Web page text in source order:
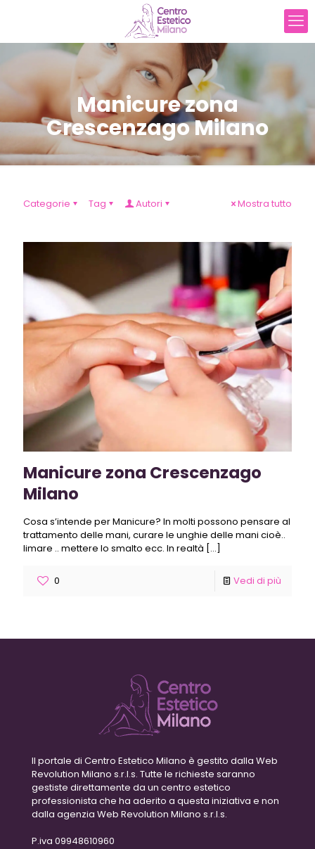
Manicure zona
Crescenzago Milano
Categorie Tag Autori Mostra tutto
Manicure zona Crescenzago
Milano
Cosa s’intende per Manicure? In molti possono pensare al
trattamento delle mani, curare le unghie delle mani cioè..
limare .. mettere lo smalto ecc. In realtà […]
0 Vedi di più
Il portale di Centro Estetico Milano è gestito dalla Web
Revolution Milano s.r.l.s. Tutte le richieste saranno
gestiste direttamente da un centro estetico
professionista che ha aderito a questa iniziativa e non
dalla agenzia Web Revolution Milano s.r.l.s.
P.iva 09948610960